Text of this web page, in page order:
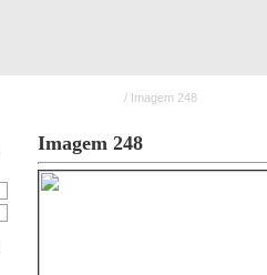
/ Imagem 248
Imagem 248